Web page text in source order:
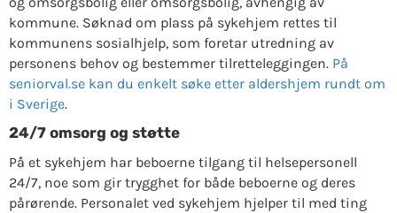
kommune. Søknad om plass på sykehjem rettes til
kommunens sosialhjelp, som foretar utredning av
personens behov og bestemmer tilretteleggingen. På
seniorval.se kan du enkelt søke etter aldershjem rundt om
i Sverige.
24/7 omsorg og støtte
På et sykehjem har beboerne tilgang til helsepersonell
24/7, noe som gir trygghet for både beboerne og deres
pårørende. Personalet ved sykehjem hjelper til med ting